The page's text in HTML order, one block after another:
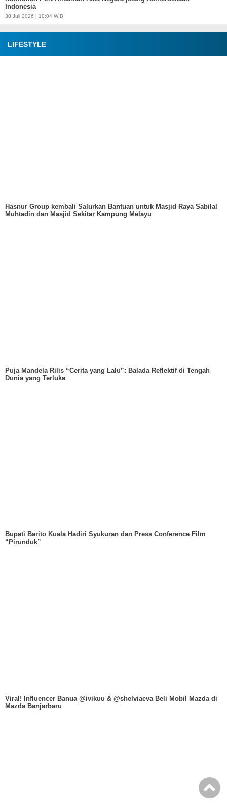
Indonesia
30 Juli 2026 | 10:04 WIB
LIFESTYLE
Hasnur Group kembali Salurkan Bantuan untuk Masjid Raya Sabilal
Muhtadin dan Masjid Sekitar Kampung Melayu
Puja Mandela Rilis “Cerita yang Lalu”: Balada Reflektif di Tengah
Dunia yang Terluka
Bupati Barito Kuala Hadiri Syukuran dan Press Conference Film
“Pirunduk”
Viral! Influencer Banua @ivikuu & @shelviaeva Beli Mobil Mazda di
Mazda Banjarbaru